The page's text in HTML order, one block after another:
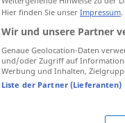
Hier finden Sie unser Impressum.
Wir und unsere Partner
Genaue Geolocation-Daten
und/oder Zugriff auf
Werbung und Inhalten,
Liste der Partner (Lieferanten)